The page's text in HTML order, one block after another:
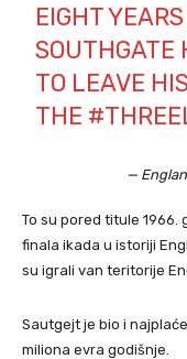
EIGHT
SOUTHGATE
TO LEAVE
THE
—
To su pored titule 1966.
finala ikada u istoriji
su igrali van teritorije
Sautgejt je bio i
miliona evra godišnje.